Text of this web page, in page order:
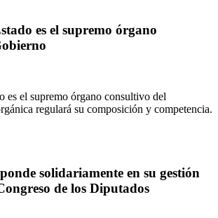
es el supremo órgano
es el supremo órgano consultivo del
regulará su composición y competencia.
solidariamente en su gestión
de los Diputados